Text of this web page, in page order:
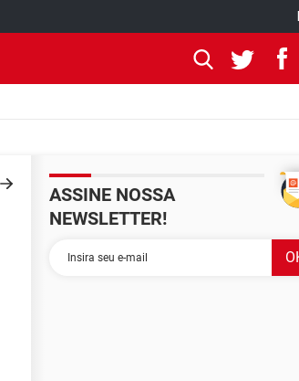
ASSINE NOSSA
NEWSLETTER!